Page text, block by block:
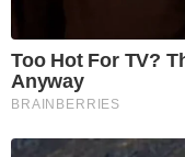
Too Hot For TV?
Anyway
BRAINBERRIES